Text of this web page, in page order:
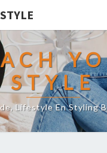
STYLE
Lifestyle En Styling